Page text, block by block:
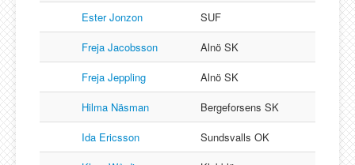
Ester Jonzon
SUF
Freja Jacobsson
Alnö SK
Freja Jeppling
Alnö SK
Hilma Näsman
Bergeforsens SK
Ida Ericsson
Sundsvalls OK